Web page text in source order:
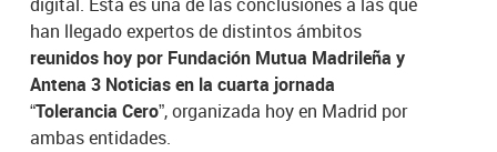
digital. Esta es una de las conclusiones a las que
han llegado expertos de distintos ámbitos
reunidos hoy por Fundación Mutua Madrileña y
Antena 3 Noticias en la cuarta jornada
“Tolerancia Cero”, organizada hoy en Madrid por
ambas entidades.